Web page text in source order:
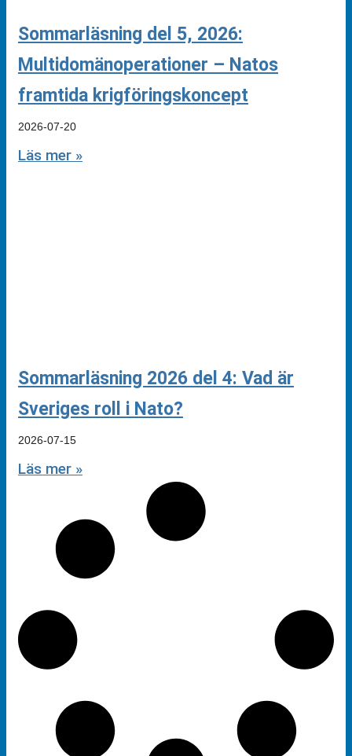
Sommarläsning del 5, 2026:
Multidomänoperationer – Natos
framtida krigföringskoncept
2026-07-20
Läs mer »
Sommarläsning 2026 del 4: Vad är
Sveriges roll i Nato?
2026-07-15
Läs mer »